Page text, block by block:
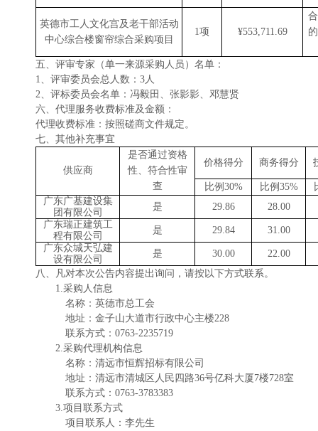
英德市工人文化宫及老干部活动
中心综合楼窗帘综合采购项目
1项 ¥553,711.69
五、评审专家（单一来源采购人员）名单：
1、评审委员会总人数： 3人
2、 评标委员会名单：冯毅田、张影影、邓慧贤
六、代理服务收费标准及金额：
代理收费标准：按照磋商文件规定。
七、 其他补充事宜
供应商
是否通过资格
性、符合性审
查
价格得分 商务得分
比例 30% 比例 35%
广东广基建设集
团有限公司
是 29.86
28.00
广东瑞正建筑工
程有限公司
是 29.84
31.00
广东众城天弘建
设有限公司
是 30.00
22.00
八 、凡对本次公告内容提出询问，请按以下方式联系。
1.采购人信息
名称：英德市总工会
地址：金子山大道市行政中心主楼228
联系方式： 0763-2235719
2.采购代理机构信息
名称：清远市恒辉招标有限公司
地址： 清远市清城区人民四路36号亿科大厦7楼728室
联系方式： 0763-3783383
3.项目联系方式
项目联系人： 李先生